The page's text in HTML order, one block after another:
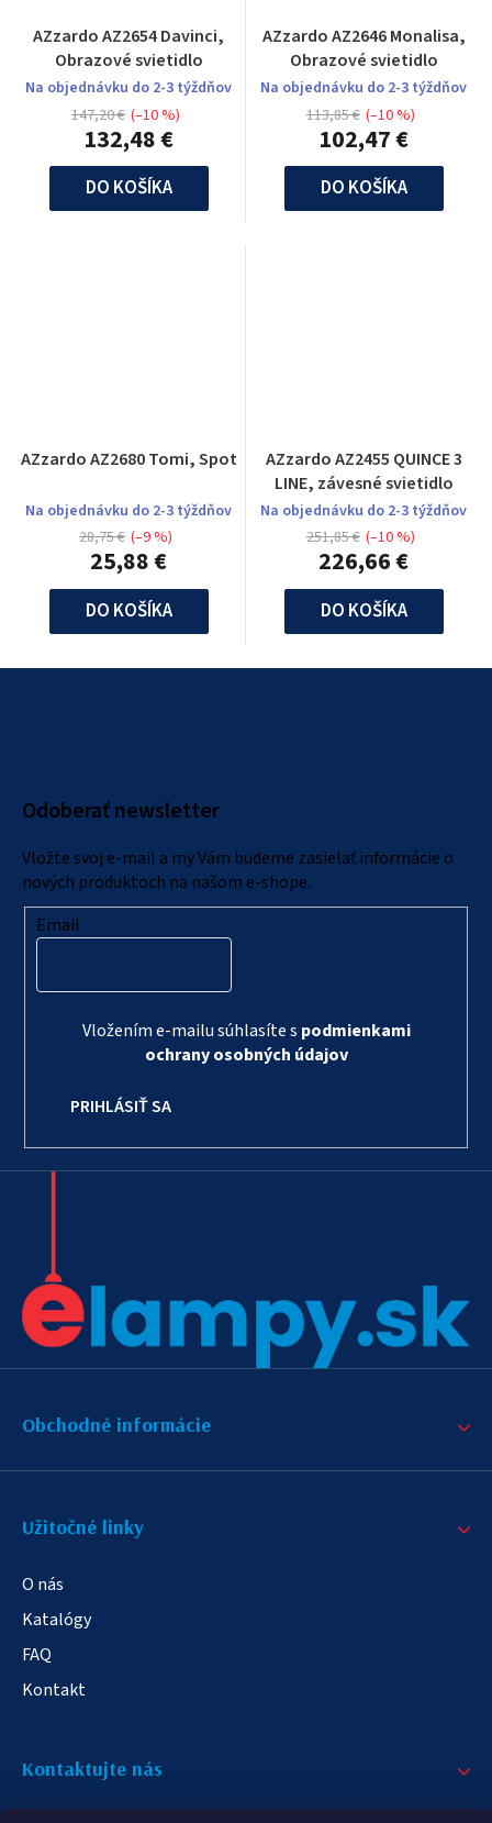
AZzardo AZ2654 Davinci,
Obrazové svietidlo
Na objednávku do 2-3 týždňov
132,48 €
147,20 € (–10 %)
DO KOŠÍKA
AZzardo AZ2646 Monalisa,
Obrazové svietidlo
Na objednávku do 2-3 týždňov
102,47 €
113,85 € (–10 %)
DO KOŠÍKA
AZzardo AZ2680 Tomi, Spot
Na objednávku do 2-3 týždňov
25,88 €
28,75 € (–9 %)
DO KOŠÍKA
AZzardo AZ2455 QUINCE 3
LINE, závesné svietidlo
Na objednávku do 2-3 týždňov
226,66 €
251,85 € (–10 %)
DO KOŠÍKA
Odoberať newsletter
Vložte svoj e-mail a my Vám budeme zasielať informácie o
nových produktoch na našom e-shope.
Email
Vložením e-mailu súhlasíte s podmienkami
ochrany osobných údajov
PRIHLÁSIŤ SA
Obchodné informácie
Užitočné linky
O nás
Katalógy
FAQ
Kontakt
Kontaktujte nás